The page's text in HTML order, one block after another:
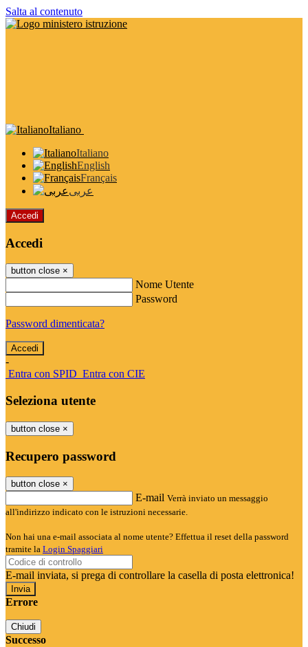
Salta al contenuto
Italiano
Italiano
English
Français
عربى
Accedi
Accedi
button close ×
Nome Utente
Password
Password dimenticata?
-
Entra con SPID Entra con CIE
Seleziona utente
button close ×
Recupero password
button close ×
E-mail Verrà inviato un messaggio
all'indirizzo indicato con le istruzioni necessarie.
Non hai una e-mail associata al nome utente? Effettua il reset della password
tramite la Login Spaggiari
E-mail inviata, si prega di controllare la casella di posta elettronica!
Errore
Chiudi
Successo